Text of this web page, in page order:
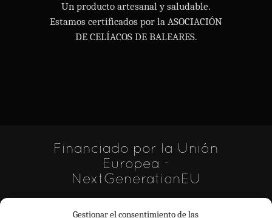
Gestionar el consentimiento de las
Un producto artesanal y saludable.
Estamos certificados por la ASOCIACIÓN
DE CELÍACOS DE BALEARES.
Financiado por la Unión
Europea -
NextGenerationEU